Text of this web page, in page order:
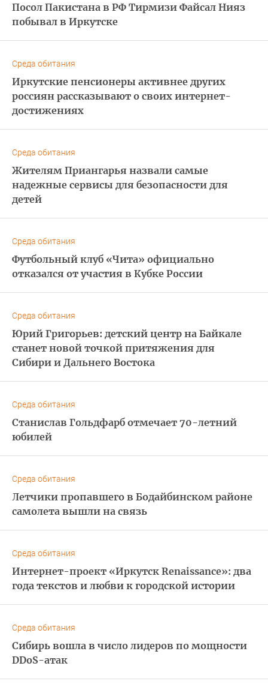
Посол Пакистана в РФ Тирмизи Файсал Нияз
побывал в Иркутске
Среда обитания
Иркутские пенсионеры активнее других
россиян рассказывают о своих интернет-
достижениях
Среда обитания
Жителям Приангарья назвали самые
надежные сервисы для безопасности для
детей
Среда обитания
Футбольный клуб «Чита» официально
отказался от участия в Кубке России
Среда обитания
Юрий Григорьев: детский центр на Байкале
станет новой точкой притяжения для
Сибири и Дальнего Востока
Среда обитания
Станислав Гольдфарб отмечает 70-летний
юбилей
Среда обитания
Летчики пропавшего в Бодайбинском районе
самолета вышли на связь
Среда обитания
Интернет-проект «Иркутск Renaissance»: два
года текстов и любви к городской истории
Среда обитания
Сибирь вошла в число лидеров по мощности
DDoS-атак